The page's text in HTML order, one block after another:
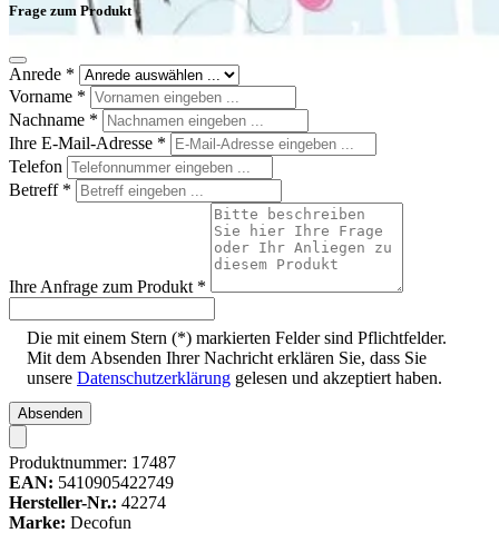
Frage zum Produkt
Anrede *
Vorname *
Nachname *
Ihre E-Mail-Adresse *
Telefon
Betreff *
Ihre Anfrage zum Produkt *
Die mit einem Stern (*) markierten Felder sind Pflichtfelder.
Mit dem Absenden Ihrer Nachricht erklären Sie, dass Sie
unsere Datenschutzerklärung gelesen und akzeptiert haben.
Absenden
Produktnummer: 17487
EAN: 5410905422749
Hersteller-Nr.: 42274
Marke: Decofun